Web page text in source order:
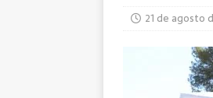
21 de agosto